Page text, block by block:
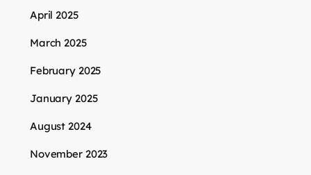
April 2025
March 2025
February 2025
January 2025
August 2024
November 2023